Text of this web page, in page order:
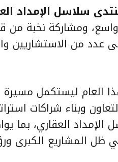
سلاسل الإمداد
ومشاركة نخبة من
عدد من الاستشاريين
العام ليستكمل مسيرة
وبناء شراكات
الإمداد العقاري، بما
المشاريع الكبرى ورؤية